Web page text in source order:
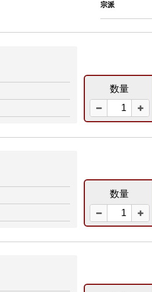
宗派
数量
数量